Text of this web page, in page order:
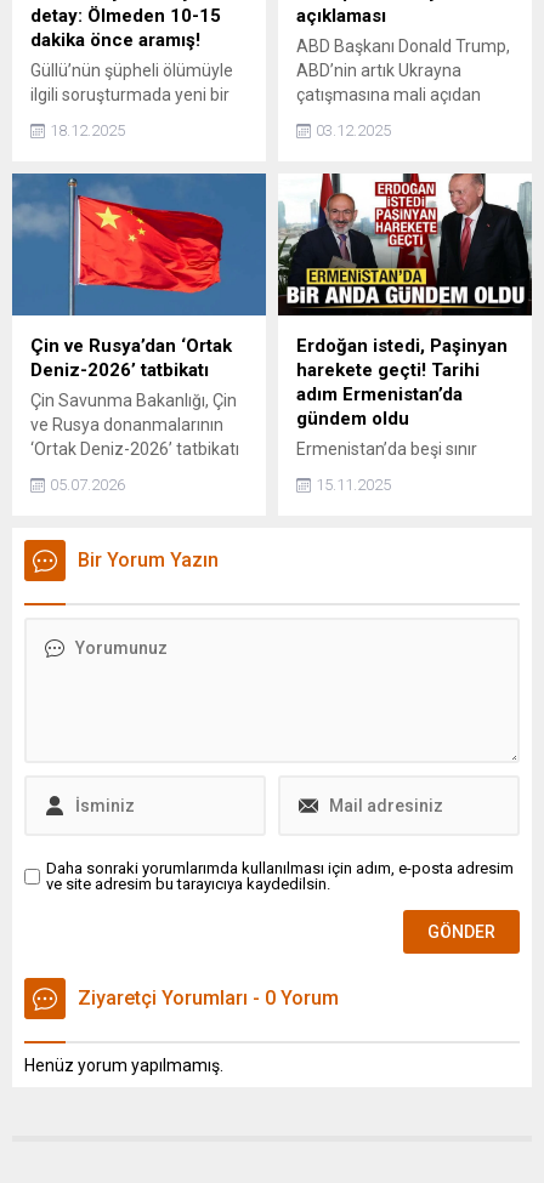
detay: Ölmeden 10-15
dakika önce aramış!
Güllü’nün şüpheli ölümüyle
ilgili soruşturmada yeni bir
sevgilisi İlker Karaman,
kaybetmeden 10–15 dakika
önce kendisini aradığını
açıkladı.
18.12.2025
açıklaması
ABD Başkanı Donald Trump,
ABD’nin artık Ukrayna
çatışmasına mali açıdan
03.12.2025
Çin ve Rusya’dan ‘Ortak
Deniz-2026’ tatbikatı
Çin Savunma Bakanlığı, Çin
ve Rusya donanmalarının
‘Ortak Deniz-2026’ tatbikatı
05.07.2026
Erdoğan istedi, Paşinyan
harekete geçti! Tarihi
adım Ermenistan’da
gündem oldu
Ermenistan’da beşi sınır
kentlerde olmak üzere on
15.11.2025
Bir Yorum Yazın
Daha sonraki yorumlarımda kullanılması için adım, e-posta adresim
ve site adresim bu tarayıcıya kaydedilsin.
Ziyaretçi Yorumları - 0 Yorum
Henüz yorum yapılmamış.